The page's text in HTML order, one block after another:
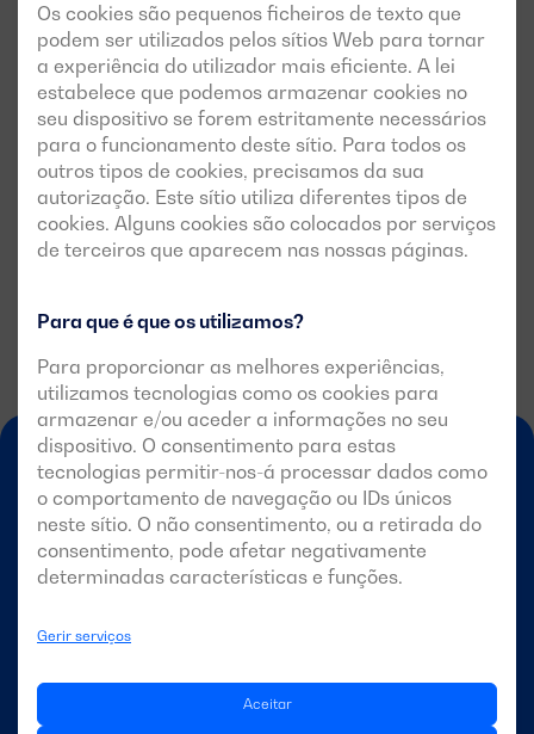
Os cookies são pequenos ficheiros de texto que
podem ser utilizados pelos sítios Web para tornar
a experiência do utilizador mais eficiente. A lei
estabelece que podemos armazenar cookies no
seu dispositivo se forem estritamente necessários
para o funcionamento deste sítio. Para todos os
outros tipos de cookies, precisamos da sua
autorização. Este sítio utiliza diferentes tipos de
cookies. Alguns cookies são colocados por serviços
de terceiros que aparecem nas nossas páginas.
Para que é que os utilizamos?
Para proporcionar as melhores experiências,
utilizamos tecnologias como os cookies para
armazenar e/ou aceder a informações no seu
dispositivo. O consentimento para estas
tecnologias permitir-nos-á processar dados como
o comportamento de navegação ou IDs únicos
neste sítio. O não consentimento, ou a retirada do
consentimento, pode afetar negativamente
determinadas características e funções.
Gerir serviços
Aceitar
Subscreva a newsletter para saber tudo sobre o
assunto
Correo
electrónico
Aceito receber informações através desta
newsletter
DAGARTECH